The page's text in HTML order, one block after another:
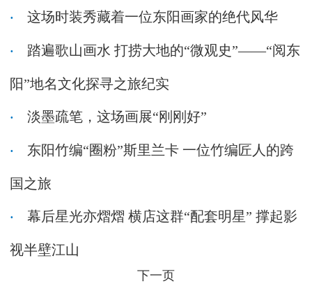
这场时装秀藏着一位东阳画家的绝代风华
踏遍歌山画水 打捞大地的“微观史”——“阅东
阳”地名文化探寻之旅纪实
淡墨疏笔，这场画展“刚刚好”
东阳竹编“圈粉”斯里兰卡 一位竹编匠人的跨
国之旅
幕后星光亦熠熠 横店这群“配套明星” 撑起影
视半壁江山
下一页